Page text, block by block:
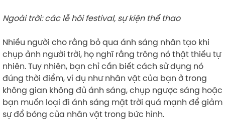
Ngoài trời: các lễ hôi festival, sự kiện thể thao
Nhiều người cho rằng bỏ qua ánh sáng nhân tạo khi
chụp ảnh người trời, họ nghĩ rằng trông nó thật thiếu tự
nhiên. Tuy nhiên, bạn chỉ cần biết cách sử dụng nó
đúng thời điểm, ví dụ như nhân vật của bạn ở trong
không gian không đủ ánh sáng, chụp ngược sáng hoặc
bạn muốn loại đi ánh sáng mặt trời quá mạnh để giảm
sự đổ bóng của nhân vật trong bức hình.